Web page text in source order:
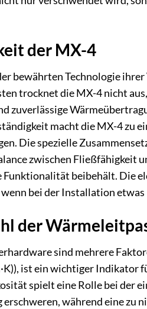
der MX-4
bewährten Technologie
trocknet die MX-4 nicht
zuverlässige
macht die MX-4 zu
Die spezielle
zwischen Fließfähigkeit
Funktionalität beibehält. Die
bei der Installation etwas
der
sind mehrere
ist ein wichtiger Indikator
spielt eine Rolle bei der
während eine zu